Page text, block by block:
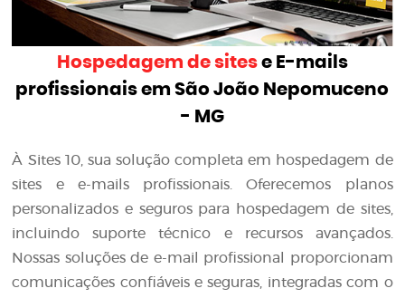
Hospedagem de sitese E-mails
profissionais em São João Nepomuceno
- MG
À Sites 10, sua solução completa em hospedagem de
sites e e-mails profissionais. Oferecemos planos
personalizados e seguros para hospedagem de sites,
incluindo suporte técnico e recursos avançados.
Nossas soluções de e-mail profissional proporcionam
comunicações confiáveis e seguras, integradas com o